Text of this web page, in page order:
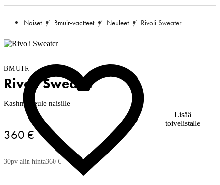
Naiset Bmuir-vaatteet Neuleet Rivoli Sweater
Lisää
toivelistalle
BMUIR
Rivoli Sweater
Kashmirneule naisille
360 €
30pv alin hinta360 €